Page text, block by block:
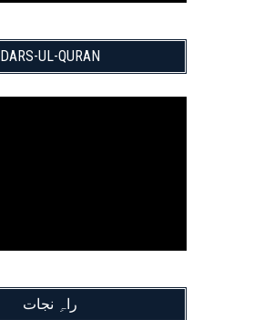
DARS-UL-QURAN
راہِ نجات